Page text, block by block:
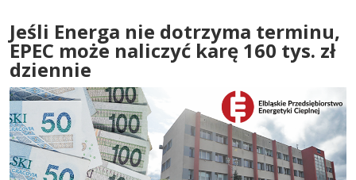
Jeśli Energa nie dotrzyma terminu,
EPEC może naliczyć karę 160 tys. zł
dziennie